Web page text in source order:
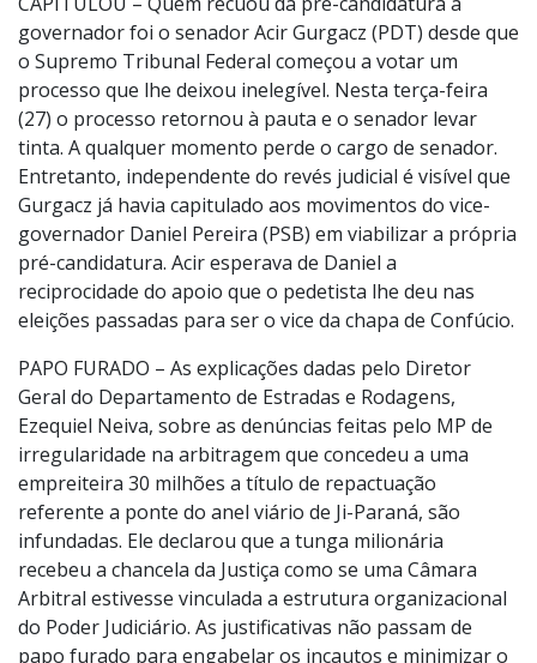
governador foi o senador Acir Gurgacz (PDT) desde que
o Supremo Tribunal Federal começou a votar um
processo que lhe deixou inelegível. Nesta terça-feira
(27) o processo retornou à pauta e o senador levar
tinta. A qualquer momento perde o cargo de senador.
Entretanto, independente do revés judicial é visível que
Gurgacz já havia capitulado aos movimentos do vice-
governador Daniel Pereira (PSB) em viabilizar a própria
pré-candidatura. Acir esperava de Daniel a
reciprocidade do apoio que o pedetista lhe deu nas
eleições passadas para ser o vice da chapa de Confúcio.
PAPO FURADO – As explicações dadas pelo Diretor
Geral do Departamento de Estradas e Rodagens,
Ezequiel Neiva, sobre as denúncias feitas pelo MP de
irregularidade na arbitragem que concedeu a uma
empreiteira 30 milhões a título de repactuação
referente a ponte do anel viário de Ji-Paraná, são
infundadas. Ele declarou que a tunga milionária
recebeu a chancela da Justiça como se uma Câmara
Arbitral estivesse vinculada a estrutura organizacional
do Poder Judiciário. As justificativas não passam de
papo furado para engabelar os incautos e minimizar o